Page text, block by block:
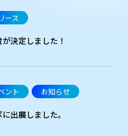
ース
決定しました！
ント お知らせ
出展しました。